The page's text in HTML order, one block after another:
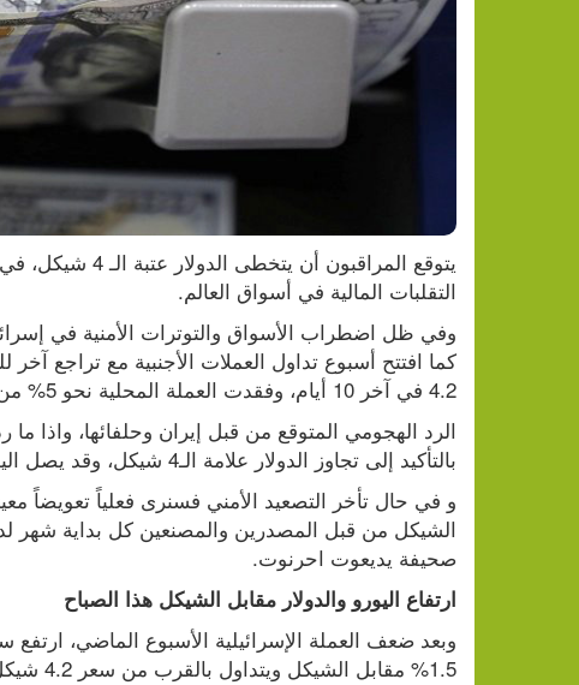
التقلبات المالية في أسواق العالم.
4.2 في آخر 10 أيام، وفقدت العملة المحلية نحو 5% من قيمتها.
بالتأكيد إلى تجاوز الدولار علامة الـ4 شيكل، وقد يصل اليورو إلى حوالي 4.30 شيكل.
صحيفة يديعوت احرنوت.
ارتفاع اليورو والدولار مقابل الشيكل هذا الصباح